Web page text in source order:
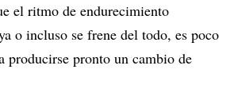
el ritmo de endurecimiento
o incluso se frene del todo, es poco
producirse pronto un cambio de